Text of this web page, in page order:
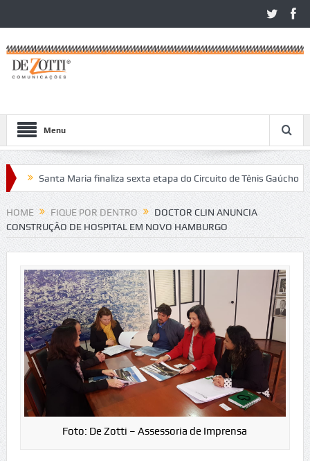
Menu
Santa Maria finaliza sexta etapa do Circuito de Tênis Gaúcho
São Léo Open 2026
HOME FIQUE POR DENTRO
DOCTOR CLIN ANUNCIA
CONSTRUÇÃO DE HOSPITAL EM NOVO HAMBURGO
Foto: De Zotti – Assessoria de Imprensa